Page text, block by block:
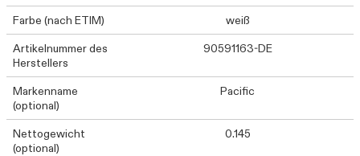
Farbe (nach ETIM)
weiß
Artikelnummer des
Herstellers
90591163-DE
Markenname
(optional)
Pacific
Nettogewicht
(optional)
0.145